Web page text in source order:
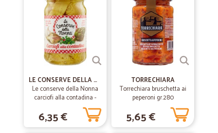
—Andrea B.
Attenzione faccio questo ordine 1 volta…
Attenzione faccio questo ordine 1 volta anno ma la latta che arriva è
sempre ammaccata . grazie
04/08/2020
—Claudio T.
Materiale arrivato velocemente.
Materiale arrivato velocemente. Tutto molto bene
LE CONSERVE DELLA NONNA
Le conserve della Nonna
carciofi alla contadina -
6,35 €
TORRECHIARA
Torrechiara bruschetta ai
peperoni gr.280
5,65 €